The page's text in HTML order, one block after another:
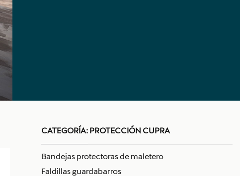
CATEGORÍA: PROTECCIÓN CUPRA
Bandejas protectoras de maletero
Faldillas guardabarros